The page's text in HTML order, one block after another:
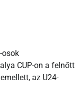
osok
CUP-on a felnőtt
az U24-